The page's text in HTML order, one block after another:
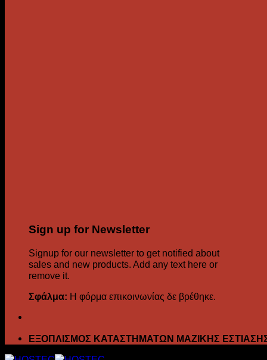
Sign up for Newsletter
Signup for our newsletter to get notified about
sales and new products. Add any text here or
remove it.
Σφάλμα: Η φόρμα επικοινωνίας δε βρέθηκε.
ΕΞΟΠΛΙΣΜΟΣ ΚΑΤΑΣΤΗΜΑΤΩΝ ΜΑΖΙΚΗΣ